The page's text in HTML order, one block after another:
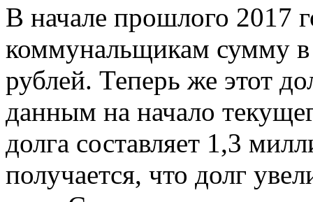
В начале прошлого 2017
коммунальщикам сумму
рублей. Теперь же этот
данным на начало
долга составляет 1,3
получается, что долг